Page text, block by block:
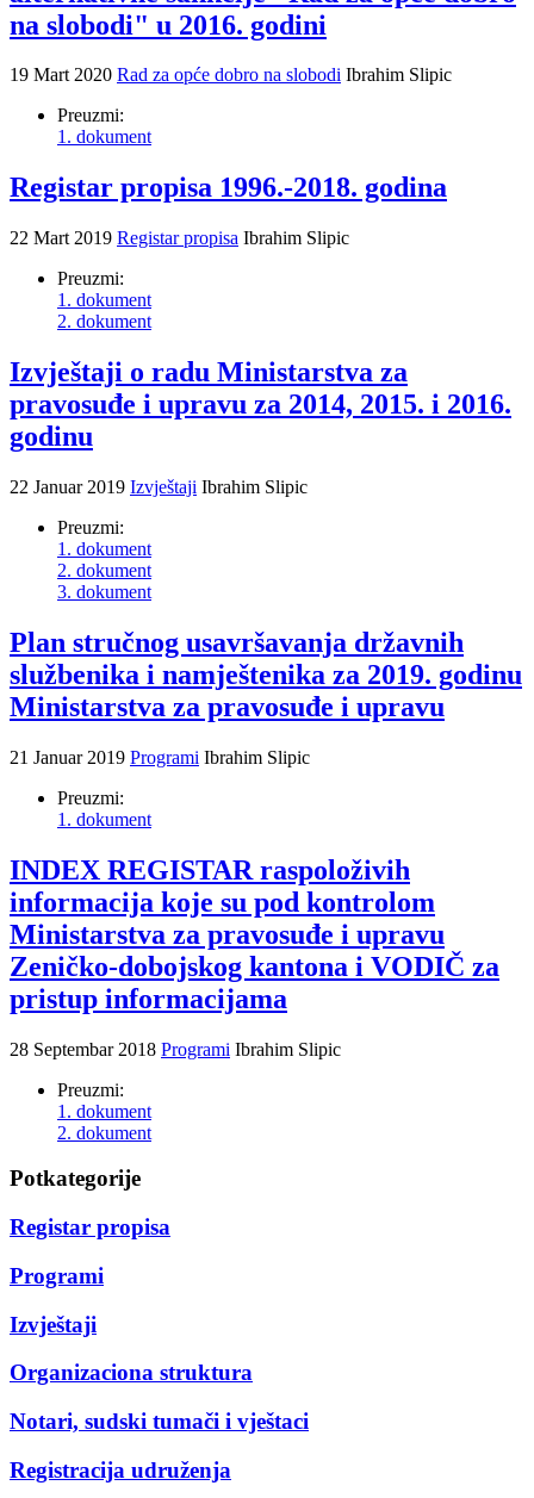
na slobodi" u 2016. godini
19 Mart 2020 Rad za opće dobro na slobodi Ibrahim Slipic
Preuzmi:
1. dokument
Registar propisa 1996.-2018. godina
22 Mart 2019 Registar propisa Ibrahim Slipic
Preuzmi:
1. dokument
2. dokument
Izvještaji o radu Ministarstva za
pravosuđe i upravu za 2014, 2015. i 2016.
godinu
22 Januar 2019 Izvještaji Ibrahim Slipic
Preuzmi:
1. dokument
2. dokument
3. dokument
Plan stručnog usavršavanja državnih
službenika i namještenika za 2019. godinu
Ministarstva za pravosuđe i upravu
21 Januar 2019 Programi Ibrahim Slipic
Preuzmi:
1. dokument
INDEX REGISTAR raspoloživih
informacija koje su pod kontrolom
Ministarstva za pravosuđe i upravu
Zeničko-dobojskog kantona i VODIČ za
pristup informacijama
28 Septembar 2018 Programi Ibrahim Slipic
Preuzmi:
1. dokument
2. dokument
Potkategorije
Registar propisa
Programi
Izvještaji
Organizaciona struktura
Notari, sudski tumači i vještaci
Registracija udruženja